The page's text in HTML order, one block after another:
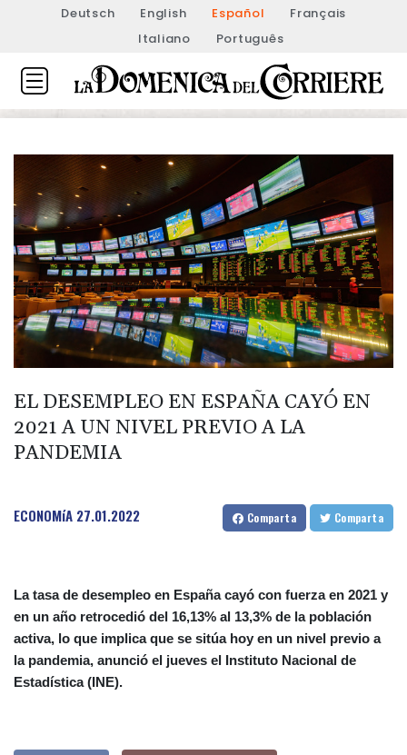
Deutsch English Español
Français
Italiano
Português
EL DESEMPLEO EN ESPAÑA CAYÓ EN
2021 A UN NIVEL PREVIO A LA
PANDEMIA
ECONOMíA 27.01.2022 Comparta Comparta
La tasa de desempleo en España cayó con fuerza en 2021 y
en un año retrocedió del 16,13% al 13,3% de la población
activa, lo que implica que se sitúa hoy en un nivel previo a
la pandemia, anunció el jueves el Instituto Nacional de
Estadística (INE).